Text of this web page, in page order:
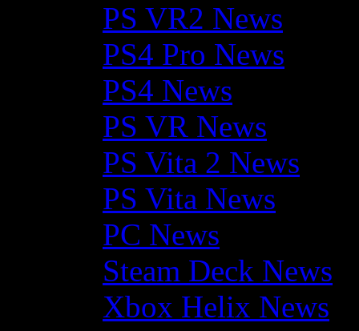
PS VR2 News
PS4 Pro News
PS4 News
PS VR News
PS Vita 2 News
PS Vita News
PC News
Steam Deck News
Xbox Helix News